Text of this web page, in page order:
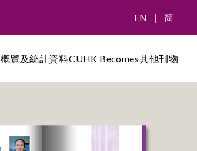
EN | 简
概覽及統計資料CUHK Becomes其他刊物